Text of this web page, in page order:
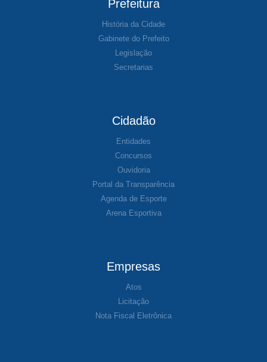
Prefeitura
História da Cidade
Gabinete do Prefeito
Legislação
Secretarias
Cidadão
Entidades
Concursos
Ouvidoria
Portal da Transparência
Agenda de Esporte
Arena Esportiva
Empresas
Atos
Licitação
Nota Fiscal Eletrônica